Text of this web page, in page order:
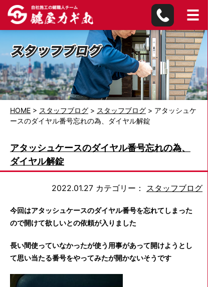
HOME > スタッフブログ > スタッフブログ > アタッシュケ
ースのダイヤル番号忘れの為、ダイヤル解錠
アタッシュケースのダイヤル番号忘れの為、
ダイヤル解錠
2022.01.27 カテゴリー： スタッフブログ
今回はアタッシュケースのダイヤル番号を忘れてしまった
ので開けて欲しいとの依頼が入りました
長い間使っていなかったが使う用事があって開けようとし
て思い当たる番号をやってみたが開かないそうです